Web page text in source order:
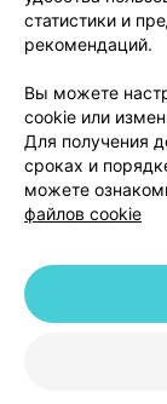
© 2026 ООО «Артокс
статистики и
рекомендаций.
Вы можете
cookie или
Для получения
сроках и
можете
файлов cookie